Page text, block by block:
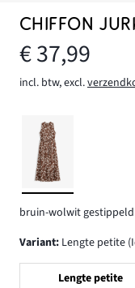
CHIFFON
€ 37,99
incl. btw, excl.
bruin-wolwit gestippeld
Variant: Lengte petite
Lengte petite